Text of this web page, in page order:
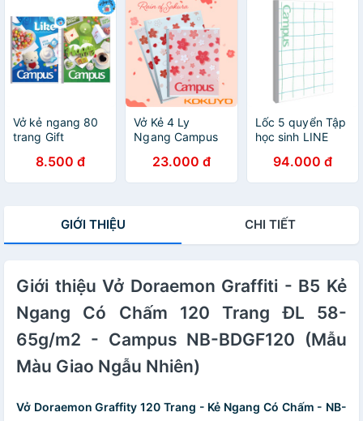
Vở kẻ ngang 80
trang Gift
8.500 đ
Vở Kẻ 4 Ly
Ngang Campus
Sakura 200
Trang Khổ A5/B5
23.000 đ
Lốc 5 quyển Tập
học sinh LINE
khổ A5 - Campus
94.000 đ
GIỚI THIỆU CHI TIẾT
Giới thiệu Vở Doraemon Graffiti - B5 Kẻ
Ngang Có Chấm 120 Trang ĐL 58-
65g/m2 - Campus NB-BDGF120 (Mẫu
Màu Giao Ngẫu Nhiên)
Vở Doraemon Graffity 120 Trang - Kẻ Ngang Có Chấm - NB-